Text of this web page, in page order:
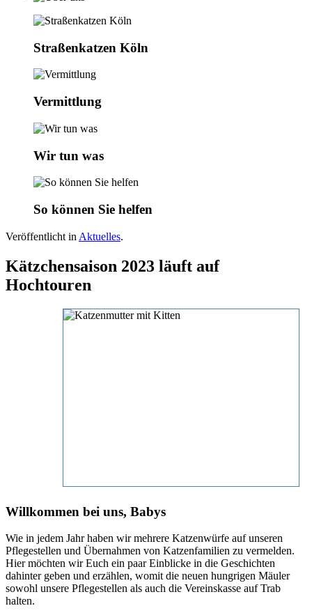
Straßenkatzen Köln
Vermittlung
Wir tun was
So können Sie helfen
Veröffentlicht in Aktuelles.
Kätzchensaison 2023 läuft auf
Hochtouren
Willkommen bei uns, Babys
Wie in jedem Jahr haben wir mehrere Katzenwürfe auf unseren
Pflegestellen und Übernahmen von Katzenfamilien zu vermelden.
Hier möchten wir Euch ein paar Einblicke in die Geschichten
dahinter geben und erzählen, womit die neuen hungrigen Mäuler
sowohl unsere Pflegestellen als auch die Vereinskasse auf Trab
halten.